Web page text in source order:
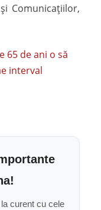
Comunicaţiilor,
65 de ani o să
interval
curent cu cele